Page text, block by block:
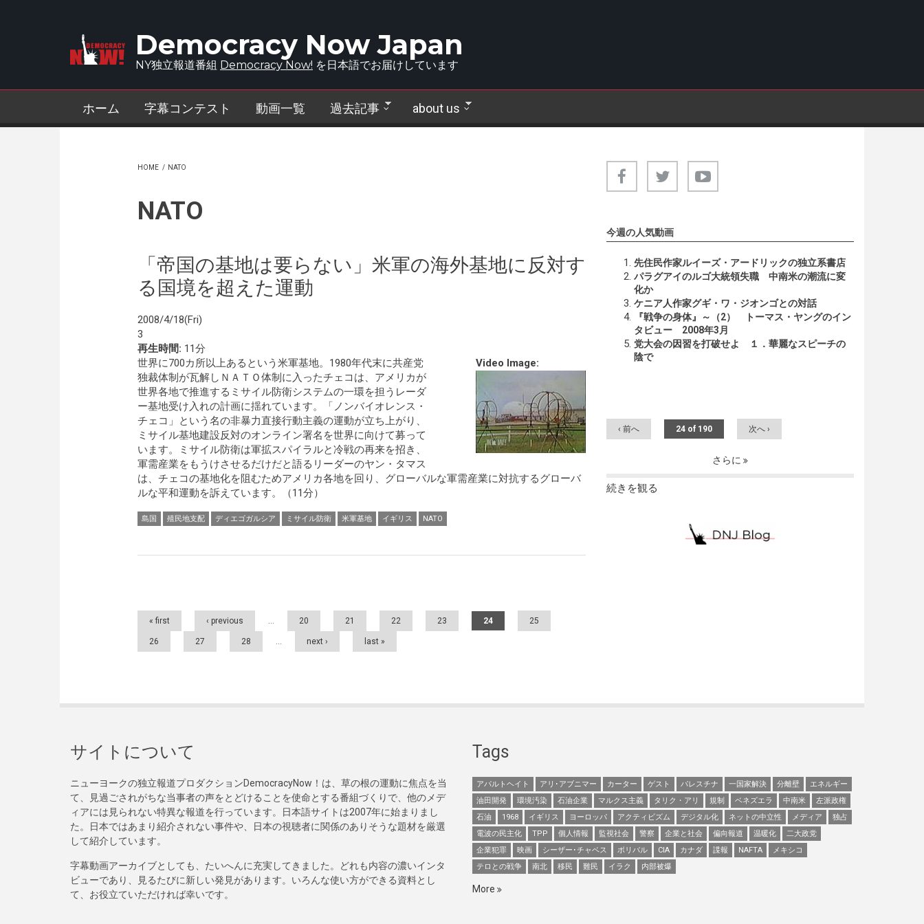
Democracy Now Japan
NY独立報道番組 Democracy Now! を日本語でお届けしています
ホーム 字幕コンテスト 動画一覧 過去記事 about us
HOME / NATO
NATO
「帝国の基地は要らない」米軍の海外基地に反対す
る国境を超えた運動
2008/4/18(Fri)
3
再生時間: 11分
Video Image:
世界に700カ所以上あるという米軍基地。1980年代末に共産党
独裁体制が瓦解しＮＡＴＯ体制に入ったチェコは、アメリカが
世界各地で推進するミサイル防衛システムの一環を担うレーダ
ー基地受け入れの計画に揺れています。「ノンバイオレンス・
チェコ」という名の非暴力直接行動主義の運動が立ち上がり、
ミサイル基地建設反対のオンライン署名を世界に向けて募って
います。ミサイル防衛は軍拡スパイラルと冷戦の再来を招き、
軍需産業をもうけさせるだけだと語るリーダーのヤン・タマス
は、チェコの基地化を阻むためアメリカ各地を回り、グローバルな軍需産業に対抗するグローバ
ルな平和運動を訴えています。（11分）
島国 殖民地支配 ディエゴガルシア ミサイル防衛 米軍基地 イギリス NATO
Pages
« first ‹ previous … 20 21 22 23 24 25
26 27 28 … next › last »
今週の人気動画
先住民作家ルイーズ・アードリックの独立系書店
パラグアイのルゴ大統領失職 中南米の潮流に変
化か
ケニア人作家グギ・ワ・ジオンゴとの対話
『戦争の身体』～（2） トーマス・ヤングのイン
タビュー 2008年3月
党大会の因習を打破せよ １．華麗なスピーチの
陰で
‹ 前へ 24 of 190 次へ ›
さらに
続きを観る
サイトについて
ニューヨークの独立報道プロダクションDemocracyNow！は、草の根の運動に焦点を当
て、見過ごされがちな当事者の声をとどけることを使命とする番組づくりで、他のメデ
ィアには見られない特異な報道を行っています。日本語サイトは2007年に始まりまし
た。日本ではあまり紹介されない事件や、日本の視聴者に関係のありそうな題材を厳選
して紹介しています。
字幕動画アーカイブとしても、たいへんに充実してきました。どれも内容の濃いインタ
ビューであり、見るたびに新しい発見があります。いろんな使い方ができる資料とし
て、お役立ていただければ幸いです。
Tags
アパルトヘイト アリ･アブニマー カーター ゲスト パレスチナ 一国家解決 分離壁
エネルギー
油田開発
環境汚染 石油企業 マルクス主義 タリク・アリ 規制 ベネズエラ 中南米
左派政権
石油
1968 イギリス ヨーロッパ アクティビズム デジタル化 ネットの中立性 メディア
独占
電波の民主化
TPP 個人情報 監視社会 警察 企業と社会 偏向報道 温暖化
二大政党
企業犯罪
映画 シーザー･チャベス ボリバル CIA カナダ 諜報 NAFTA
メキシコ
テロとの戦争
南北 移民 難民 イラク 内部被爆
More